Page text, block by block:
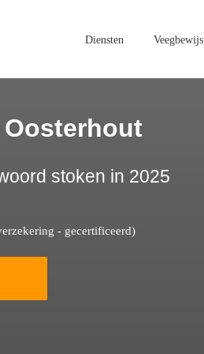
Diensten Veegbewijs
stoken in 2025
- gecertificeerd)